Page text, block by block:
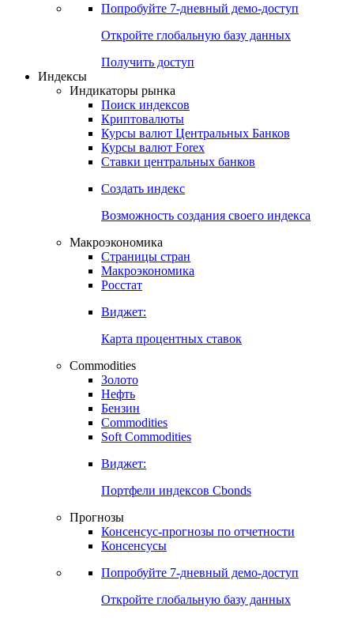
Попробуйте 7-дневный демо-доступ
Откройте глобальную базу данных
Получить доступ
Индексы
Индикаторы рынка
Поиск индексов
Криптовалюты
Курсы валют Центральных Банков
Курсы валют Forex
Ставки центральных банков
Создать индекс
Возможность создания своего индекса
Макроэкономика
Страницы стран
Макроэкономика
Росстат
Виджет:
Карта процентных ставок
Commodities
Золото
Нефть
Бензин
Commodities
Soft Commodities
Виджет:
Портфели индексов Cbonds
Прогнозы
Консенсус-прогнозы по отчетности
Консенсусы
Попробуйте 7-дневный демо-доступ
Откройте глобальную базу данных